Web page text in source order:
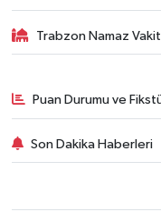
Trabzon Namaz
Puan Durumu ve
Son Dakika Haberleri